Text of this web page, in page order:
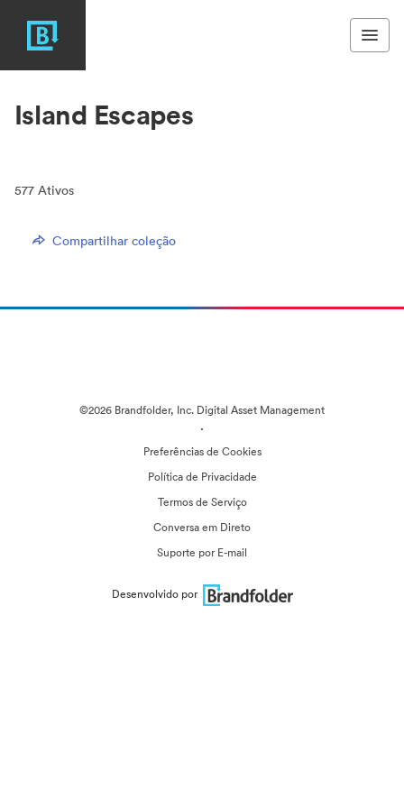
Island Escapes
577 Ativos
Compartilhar coleção
©2026 Brandfolder, Inc. Digital Asset Management
·
Preferências de Cookies
Política de Privacidade
Termos de Serviço
Conversa em Direto
Suporte por E-mail
Desenvolvido por